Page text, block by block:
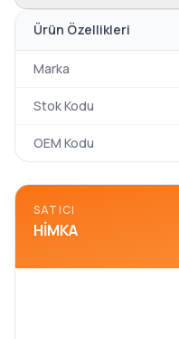
Ürün Özellikleri
Marka
Stok Kodu
OEM Kodu
SATICI
HIMKA